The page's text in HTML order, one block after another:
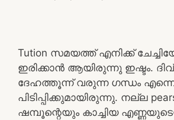
Tution സമയത്ത് എനിക്ക്
ഇരിക്കാൻ ആയിരുന്നു ഇഷ്ടം.
ദേഹത്തൂന്ന് വരുന്ന ഗന്ധം
പിടിപ്പിക്കുമായിരുന്നു. നല്ല
ഷമ്പൂന്റെയും കാച്ചിയ